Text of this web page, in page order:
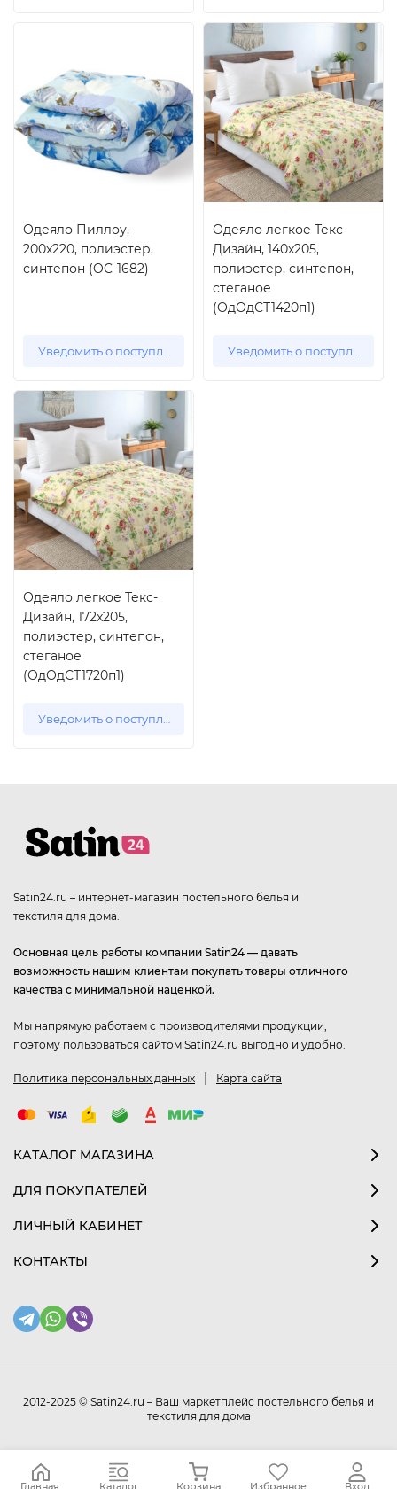
Одеяло Пиллоу,
200x220, полиэстер,
синтепон (OC-1682)
Уведомить о поступлении
Одеяло легкое Текс-
Дизайн, 140x205,
полиэстер, синтепон,
стеганое
(ОдОдСТ1420п1)
Уведомить о поступлении
Одеяло легкое Текс-
Дизайн, 172x205,
полиэстер, синтепон,
стеганое
(ОдОдСТ1720п1)
Уведомить о поступлении
Satin24.ru – интернет-магазин постельного белья и
текстиля для дома.
Основная цель работы компании Satin24 — давать
возможность нашим клиентам покупать товары отличного
качества с минимальной наценкой.
Мы напрямую работаем с производителями продукции,
поэтому пользоваться сайтом Satin24.ru выгодно и удобно.
Политика персональных данных | Карта сайта
КАТАЛОГ МАГАЗИНА
ДЛЯ ПОКУПАТЕЛЕЙ
ЛИЧНЫЙ КАБИНЕТ
КОНТАКТЫ
2012-2025 © Satin24.ru – Ваш маркетплейс постельного белья и
текстиля для дома
Главная Каталог Корзина Избранное Вход